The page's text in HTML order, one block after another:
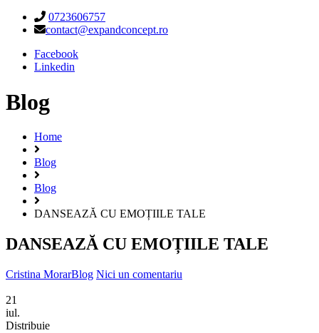
0723606757
contact@expandconcept.ro
Facebook
Linkedin
Blog
Home
Blog
Blog
DANSEAZĂ CU EMOȚIILE TALE
DANSEAZĂ CU EMOȚIILE TALE
Cristina MorarBlog Nici un comentariu
21
iul.
Distribuie